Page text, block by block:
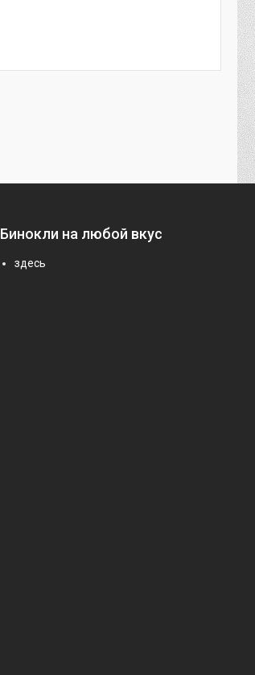
Бинокли на любой вкус
здесь